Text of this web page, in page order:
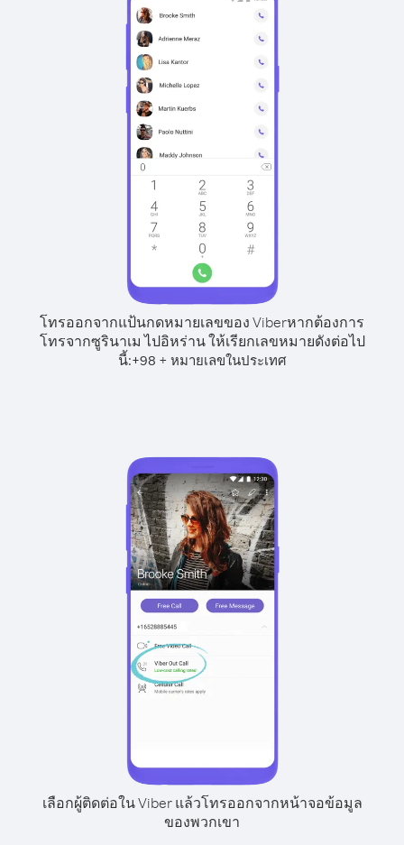
โทรออกจากแป้นกดหมายเลขของ Viberหากต้องการ
โทรจากซูรินาเม ไปอิหร่าน ให้เรียกเลขหมายดังต่อไป
นี้:+98 + หมายเลขในประเทศ
เลือกผู้ติดต่อใน Viber แล้วโทรออกจากหน้าจอข้อมูล
ของพวกเขา